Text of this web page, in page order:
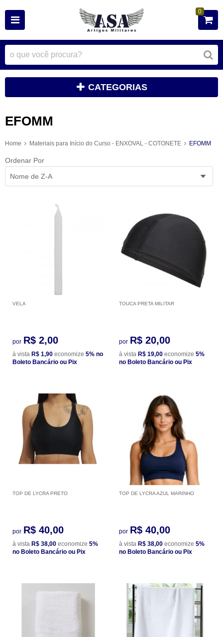
0
CATEGORIAS
EFOMM
Home Materiais para Início do Curso - ENXOVAL - COTONETE EFOMM
Ordenar Por
Nome de Z-A
VELA
por R$ 2,00
à vista R$ 1,90 economize 5% no
Boleto Bancário ou Pix
TOUCA PRETA MILITAR
por R$ 20,00
à vista R$ 19,00 economize 5%
no Boleto Bancário ou Pix
TOP DE LYCRA PRETO
por R$ 40,00
à vista R$ 38,00 economize 5%
no Boleto Bancário ou Pix
TOP DE LYCRA AZUL MARINHO
por R$ 40,00
à vista R$ 38,00 economize 5%
no Boleto Bancário ou Pix